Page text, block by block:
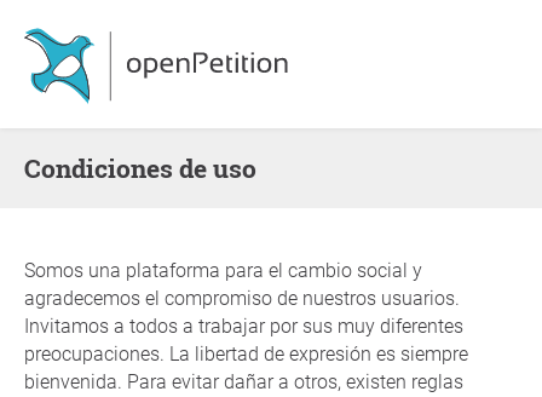
Condiciones de uso
Somos una plataforma para el cambio social y
agradecemos el compromiso de nuestros usuarios.
Invitamos a todos a trabajar por sus muy diferentes
preocupaciones. La libertad de expresión es siempre
bienvenida. Para evitar dañar a otros, existen reglas